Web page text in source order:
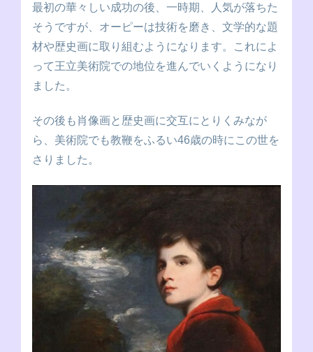
最初の華々しい成功の後、一時期、人気が落ちた
そうですが、オーピーは技術を磨き、文学的な題
材や歴史画に取り組むようになります。これによ
って王立美術院での地位を進んでいくようになり
ました。
その後も肖像画と歴史画に交互にとりくみなが
ら、美術院でも教鞭をふるい46歳の時にこの世を
さりました。